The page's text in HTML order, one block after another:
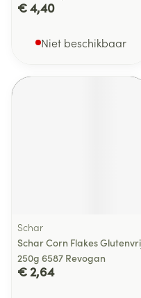
€ 4,40
Niet beschikbaar
Schar
Schar Corn Flakes
250g 6587 Revogan
€ 2,64